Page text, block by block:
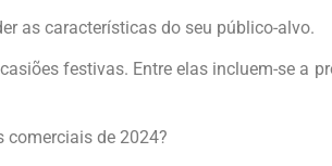
as características do seu público-alvo.
festivas. Entre elas incluem-se a
comerciais de 2024?